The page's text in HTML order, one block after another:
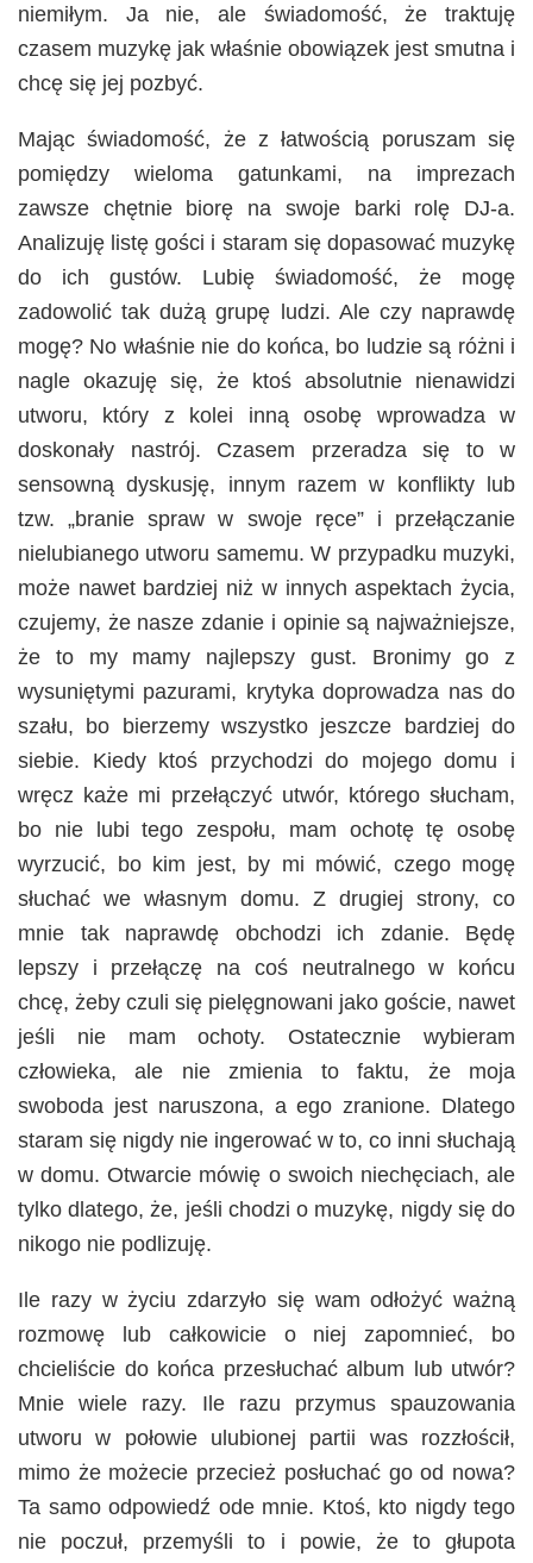
niemiłym. Ja nie, ale świadomość, że traktuję
czasem muzykę jak właśnie obowiązek jest smutna i
chcę się jej pozbyć.
Mając świadomość, że z łatwością poruszam się
pomiędzy wieloma gatunkami, na imprezach
zawsze chętnie biorę na swoje barki rolę DJ-a.
Analizuję listę gości i staram się dopasować muzykę
do ich gustów. Lubię świadomość, że mogę
zadowolić tak dużą grupę ludzi. Ale czy naprawdę
mogę? No właśnie nie do końca, bo ludzie są różni i
nagle okazuję się, że ktoś absolutnie nienawidzi
utworu, który z kolei inną osobę wprowadza w
doskonały nastrój. Czasem przeradza się to w
sensowną dyskusję, innym razem w konflikty lub
tzw. „branie spraw w swoje ręce” i przełączanie
nielubianego utworu samemu. W przypadku muzyki,
może nawet bardziej niż w innych aspektach życia,
czujemy, że nasze zdanie i opinie są najważniejsze,
że to my mamy najlepszy gust. Bronimy go z
wysuniętymi pazurami, krytyka doprowadza nas do
szału, bo bierzemy wszystko jeszcze bardziej do
siebie. Kiedy ktoś przychodzi do mojego domu i
wręcz każe mi przełączyć utwór, którego słucham,
bo nie lubi tego zespołu, mam ochotę tę osobę
wyrzucić, bo kim jest, by mi mówić, czego mogę
słuchać we własnym domu. Z drugiej strony, co
mnie tak naprawdę obchodzi ich zdanie. Będę
lepszy i przełączę na coś neutralnego w końcu
chcę, żeby czuli się pielęgnowani jako goście, nawet
jeśli nie mam ochoty. Ostatecznie wybieram
człowieka, ale nie zmienia to faktu, że moja
swoboda jest naruszona, a ego zranione. Dlatego
staram się nigdy nie ingerować w to, co inni słuchają
w domu. Otwarcie mówię o swoich niechęciach, ale
tylko dlatego, że, jeśli chodzi o muzykę, nigdy się do
nikogo nie podlizuję.
Ile razy w życiu zdarzyło się wam odłożyć ważną
rozmowę lub całkowicie o niej zapomnieć, bo
chcieliście do końca przesłuchać album lub utwór?
Mnie wiele razy. Ile razu przymus spauzowania
utworu w połowie ulubionej partii was rozzłościł,
mimo że możecie przecież posłuchać go od nowa?
Ta samo odpowiedź ode mnie. Ktoś, kto nigdy tego
nie poczuł, przemyśli to i powie, że to głupota